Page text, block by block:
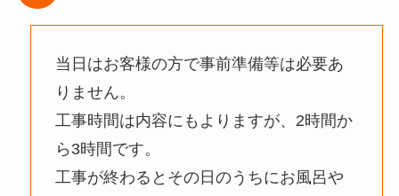
当日はお客様の方で事前準備等は必要あ
りません。
工事時間は内容にもよりますが、2時間か
ら3時間です。
工事が終わるとその日のうちにお風呂や